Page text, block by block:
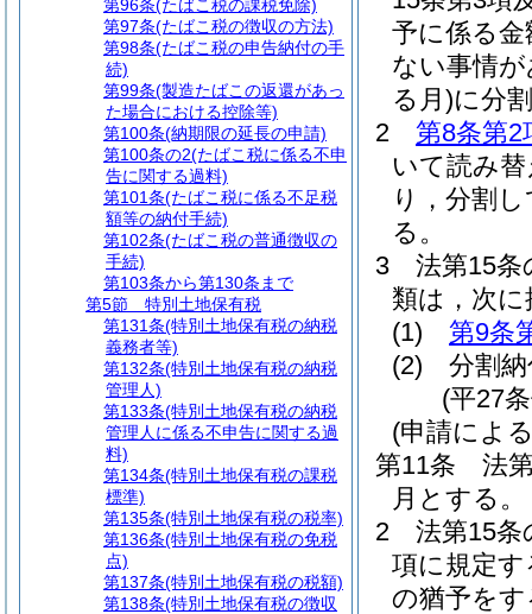
予に係る
ない事情
る月)に分
2
第8条第2
いて読み
り，分割
る。
3
法第15条
類は，次
(1)
第9条
(2)
分割
(平27
(申請によ
第11条
法
月とする。
2
法第15条
項に規定
の猶予を
第96条(たばこ税の課税免除)
第97条(たばこ税の徴収の方法)
第98条(たばこ税の申告納付の手
続)
第99条(製造たばこの返還があっ
た場合における控除等)
第100条(納期限の延長の申請)
第100条の2(たばこ税に係る不申
告に関する過料)
第101条(たばこ税に係る不足税
額等の納付手続)
第102条(たばこ税の普通徴収の
手続)
第103条から第130条まで
第5節
特別土地保有税
第131条(特別土地保有税の納税
義務者等)
第132条(特別土地保有税の納税
管理人)
第133条(特別土地保有税の納税
管理人に係る不申告に関する過
料)
第134条(特別土地保有税の課税
標準)
第135条(特別土地保有税の税率)
第136条(特別土地保有税の免税
点)
第137条(特別土地保有税の税額)
第138条(特別土地保有税の徴収